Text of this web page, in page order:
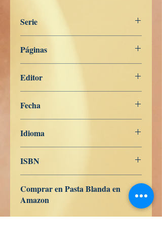
Serie
Páginas
Editor
Fecha
Idioma
ISBN
Comprar en Pasta Blanda en
Amazon
ES US DE UK JP FR IT CA AU